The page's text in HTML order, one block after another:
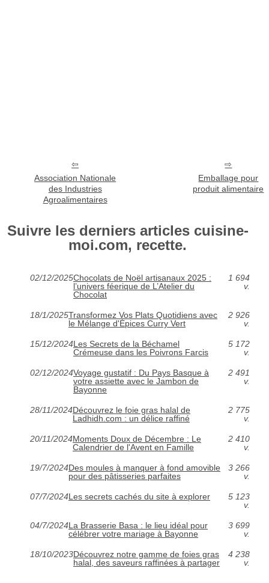
Association Nationale
des Industries
Agroalimentaires
Emballage pour
produit alimentaire
Suivre les derniers articles cuisine-
moi.com, recette.
02/12/2025Chocolats de Noël artisanaux 2025 :
l’univers féerique de L’Atelier du
Chocolat
1 694
v.
18/1/2025Transformez Vos Plats Quotidiens avec
le Mélange d'Épices Curry Vert
2 926
v.
15/12/2024Les Secrets de la Béchamel
Crémeuse dans les Poivrons Farcis
5 172
v.
02/12/2024Voyage gustatif : Du Pays Basque à
votre assiette avec le Jambon de
Bayonne
2 491
v.
28/11/2024Découvrez le foie gras halal de
Ladhidh.com : un délice raffiné
2 775
v.
20/11/2024Moments Doux de Décembre : Le
Calendrier de l'Avent en Famille
2 410
v.
19/7/2024Des moules à manquer à fond amovible
pour des pâtisseries parfaites
3 266
v.
07/7/2024Les secrets cachés du site à explorer
5 123
v.
04/7/2024La Brasserie Basa : le lieu idéal pour
célébrer votre mariage à Bayonne
3 699
v.
18/10/2023Découvrez notre gamme de foies gras
halal, des saveurs raffinées à partager
4 238
v.